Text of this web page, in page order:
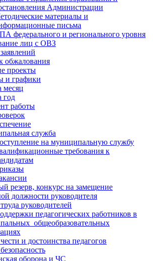
Администрации
материалы и
письма
федерального и регионального уровня
лиц с ОВЗ
обжалования
проекты
и графики
месяц
год
работы
служба
на муниципальную службу
требования к
резерв, конкурс на замещение
должности руководителя
руководителей
педагогических работников в
общеобразовательных
и достоинства педагогов
оборона и ЧС